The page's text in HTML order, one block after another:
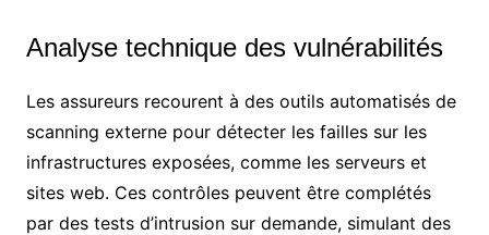
Analyse technique des vulnérabilités
Les assureurs recourent à des outils automatisés de
scanning externe pour détecter les failles sur les
infrastructures exposées, comme les serveurs et
sites web. Ces contrôles peuvent être complétés
par des tests d’intrusion sur demande, simulant des